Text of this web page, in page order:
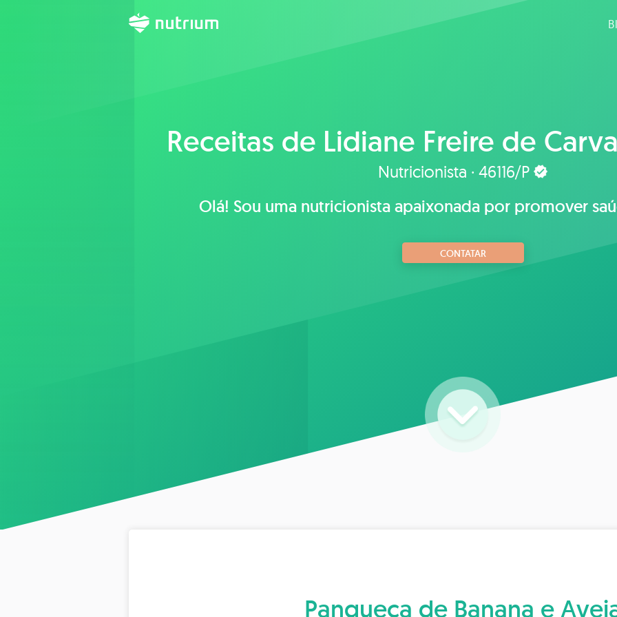
Receitas de Lidiane Freire de
Nutricionista · 46116/P
Olá! Sou uma nutricionista apaixonada por promover
CONTATAR
Panqueca de Banana e